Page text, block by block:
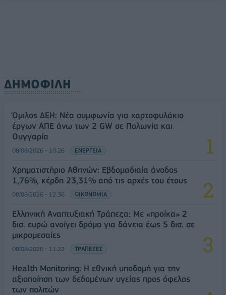
ΔΗΜΟΦΙΛΗ
Όμιλος ΔΕΗ: Νέα συμφωνία για χαρτοφυλάκιο
έργων ΑΠΕ άνω των 2 GW σε Πολωνία και
Ουγγαρία
08/08/2026 - 10:26 ΕΝΕΡΓΕΙΑ
Χρηματιστήριο Αθηνών: Εβδομαδιαία άνοδος
1,76%, κέρδη 23,31% από τις αρχές του έτους
08/08/2026 - 12:36 ΟΙΚΟΝΟΜΙΑ
Ελληνική Αναπτυξιακή Τράπεζα: Με «προίκα» 2
δισ. ευρώ ανοίγει δρόμο για δάνεια έως 5 δισ. σε
μικρομεσαίες
08/08/2026 - 11:22 ΤΡΑΠΕΖΕΣ
Health Monitoring: Η εθνική υποδομή για την
αξιοποίηση των δεδομένων υγείας προς όφελος
των πολιτών